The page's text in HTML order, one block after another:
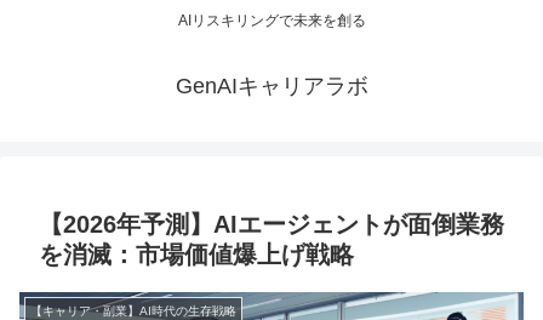
AIリスキリングで未来を創る
GenAIキャリアラボ
【2026年予測】AIエージェントが面倒業務
を消滅：市場価値爆上げ戦略
【キャリア・副業】AI時代の生存戦略